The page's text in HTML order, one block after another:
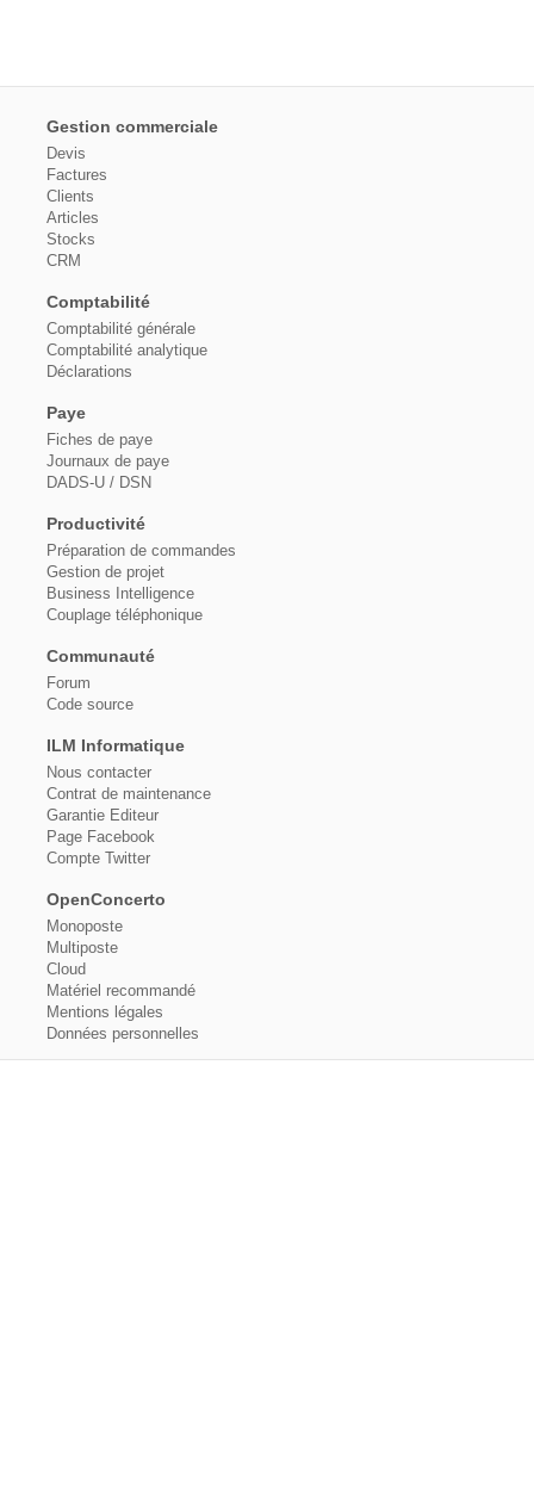
Gestion commerciale
Devis
Factures
Clients
Articles
Stocks
CRM
Comptabilité
Comptabilité générale
Comptabilité analytique
Déclarations
Paye
Fiches de paye
Journaux de paye
DADS-U / DSN
Productivité
Préparation de commandes
Gestion de projet
Business Intelligence
Couplage téléphonique
Communauté
Forum
Code source
ILM Informatique
Nous contacter
Contrat de maintenance
Garantie Editeur
Page Facebook
Compte Twitter
OpenConcerto
Monoposte
Multiposte
Cloud
Matériel recommandé
Mentions légales
Données personnelles